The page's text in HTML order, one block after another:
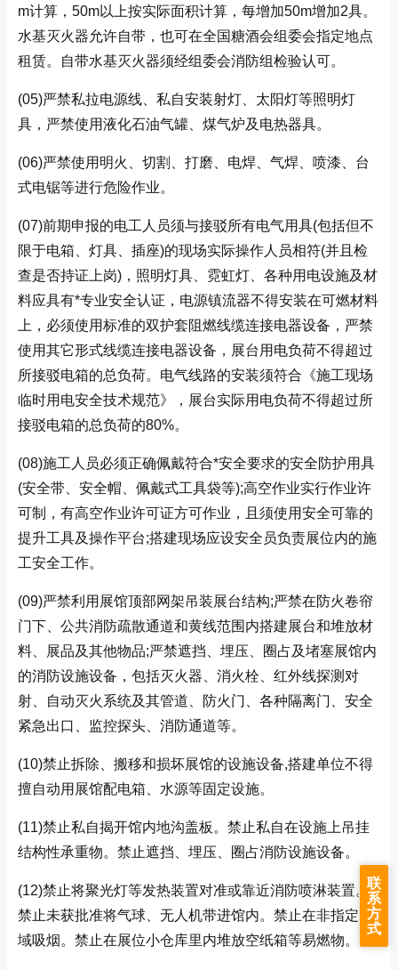
m计算，50m以上按实际面积计算，每增加50m增加2具。
水基灭火器允许自带，也可在全国糖酒会组委会指定地点
租赁。自带水基灭火器须经组委会消防组检验认可。
(05)严禁私拉电源线、私自安装射灯、太阳灯等照明灯
具，严禁使用液化石油气罐、煤气炉及电热器具。
(06)严禁使用明火、切割、打磨、电焊、气焊、喷漆、台
式电锯等进行危险作业。
(07)前期申报的电工人员须与接驳所有电气用具(包括但不
限于电箱、灯具、插座)的现场实际操作人员相符(并且检
查是否持证上岗)，照明灯具、霓虹灯、各种用电设施及材
料应具有*专业安全认证，电源镇流器不得安装在可燃材料
上，必须使用标准的双护套阻燃线缆连接电器设备，严禁
使用其它形式线缆连接电器设备，展台用电负荷不得超过
所接驳电箱的总负荷。电气线路的安装须符合《施工现场
临时用电安全技术规范》，展台实际用电负荷不得超过所
接驳电箱的总负荷的80%。
(08)施工人员必须正确佩戴符合*安全要求的安全防护用具
(安全带、安全帽、佩戴式工具袋等);高空作业实行作业许
可制，有高空作业许可证方可作业，且须使用安全可靠的
提升工具及操作平台;搭建现场应设安全员负责展位内的施
工安全工作。
(09)严禁利用展馆顶部网架吊装展台结构;严禁在防火卷帘
门下、公共消防疏散通道和黄线范围内搭建展台和堆放材
料、展品及其他物品;严禁遮挡、埋压、圈占及堵塞展馆内
的消防设施设备，包括灭火器、消火栓、红外线探测对
射、自动灭火系统及其管道、防火门、各种隔离门、安全
紧急出口、监控探头、消防通道等。
(10)禁止拆除、搬移和损坏展馆的设施设备,搭建单位不得
擅自动用展馆配电箱、水源等固定设施。
(11)禁止私自揭开馆内地沟盖板。禁止私自在设施上吊挂
结构性承重物。禁止遮挡、埋压、圈占消防设施设备。
(12)禁止将聚光灯等发热装置对准或靠近消防喷淋装置。
禁止未获批准将气球、无人机带进馆内。禁止在非指定区
域吸烟。禁止在展位小仓库里内堆放空纸箱等易燃物。
联
系
方
式